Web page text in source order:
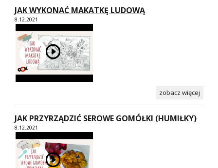
JAK WYKONAĆ MAKATKĘ LUDOWĄ
8.12.2021
zobacz więcej
JAK PRZYRZĄDZIĆ SEROWE GOMÓŁKI (HUMIŁKY)
8.12.2021